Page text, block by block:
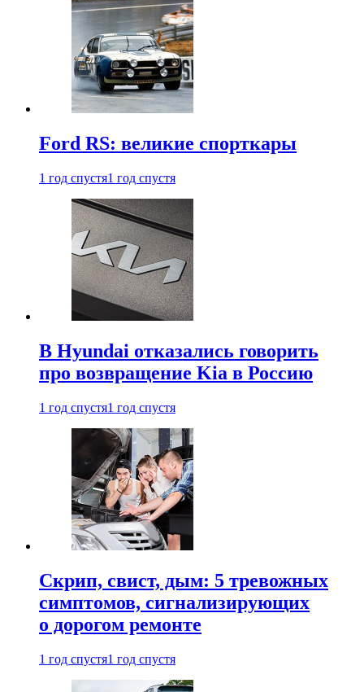
Ford RS: великие спорткары
1 год спустя1 год спустя
В Hyundai отказались говорить
про возвращение Kia в Россию
1 год спустя1 год спустя
Скрип, свист, дым: 5 тревожных
симптомов, сигнализирующих
о дорогом ремонте
1 год спустя1 год спустя